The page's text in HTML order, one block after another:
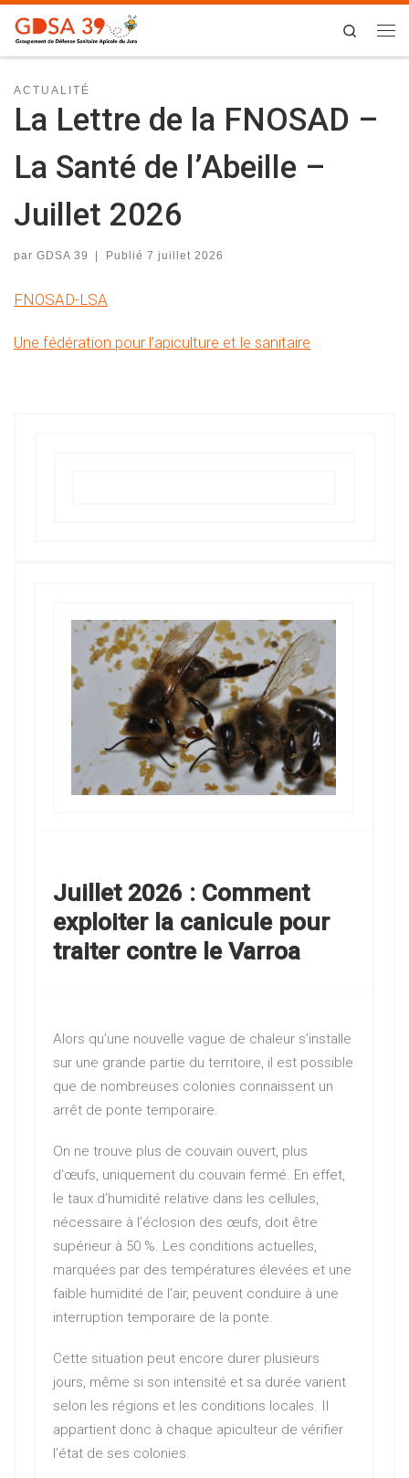
Skip to content
Search
ACTUALITÉ
La Lettre de la FNOSAD –
La Santé de l’Abeille –
Juillet 2026
par GDSA 39 Publié 7 juillet 2026
FNOSAD-LSA
Une fédération pour l’apiculture et le sanitaire
Juillet 2026 : Comment
exploiter la canicule pour
traiter contre le Varroa
Alors qu’une nouvelle vague de chaleur s’installe
sur une grande partie du territoire, il est possible
que de nombreuses colonies connaissent un
arrêt de ponte temporaire.
On ne trouve plus de couvain ouvert, plus
d’œufs, uniquement du couvain fermé. En effet,
le taux d’humidité relative dans les cellules,
nécessaire à l’éclosion des œufs, doit être
supérieur à 50 %. Les conditions actuelles,
marquées par des températures élevées et une
faible humidité de l’air, peuvent conduire à une
interruption temporaire de la ponte.
Cette situation peut encore durer plusieurs
jours, même si son intensité et sa durée varient
selon les régions et les conditions locales. Il
appartient donc à chaque apiculteur de vérifier
l’état de ses colonies.